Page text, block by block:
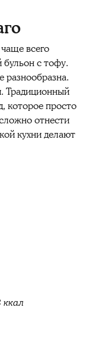
всего
с тофу.
разнообразна.
Традиционный
которое просто
отнести
кухни делают